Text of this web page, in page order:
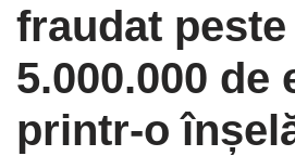
fraudat peste
5.000.000 de
printr-o